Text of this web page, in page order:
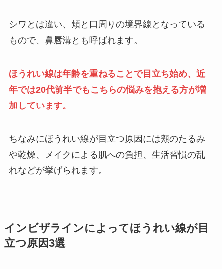
シワとは違い、頬と口周りの境界線となっている
もので、鼻唇溝とも呼ばれます。
ほうれい線は年齢を重ねることで目立ち始め、近
年では20代前半でもこちらの悩みを抱える方が増
加しています。
ちなみにほうれい線が目立つ原因には頬のたるみ
や乾燥、メイクによる肌への負担、生活習慣の乱
れなどが挙げられます。
インビザラインによってほうれい線が目
立つ原因3選